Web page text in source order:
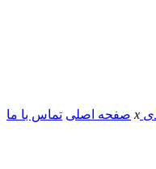
x صفحه اصلی تماس با ما